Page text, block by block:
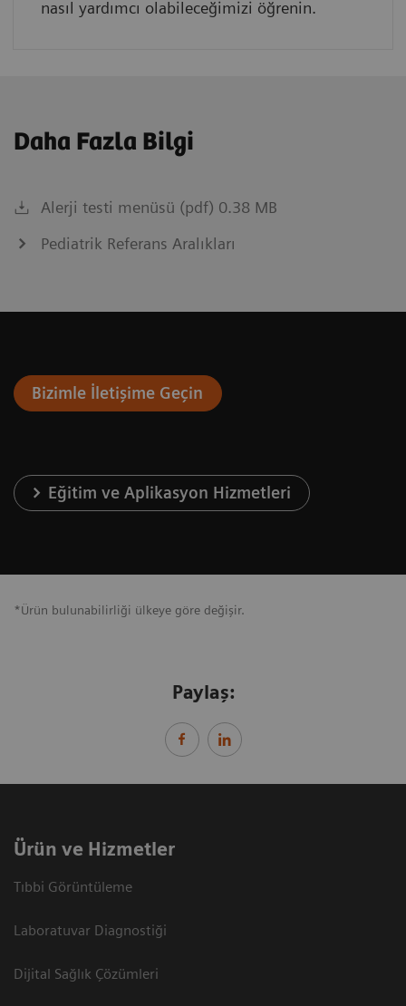
nasıl yardımcı olabileceğimizi öğrenin.
Daha Fazla Bilgi
Alerji testi menüsü (pdf) 0.38 MB
Pediatrik Referans Aralıkları
Bizimle İletişime Geçin
Eğitim ve Aplikasyon Hizmetleri
*Ürün bulunabilirliği ülkeye göre değişir.
Paylaş:
Ürün ve Hizmetler
Tıbbi Görüntüleme
Laboratuvar Diagnostiği
Dijital Sağlık Çözümleri